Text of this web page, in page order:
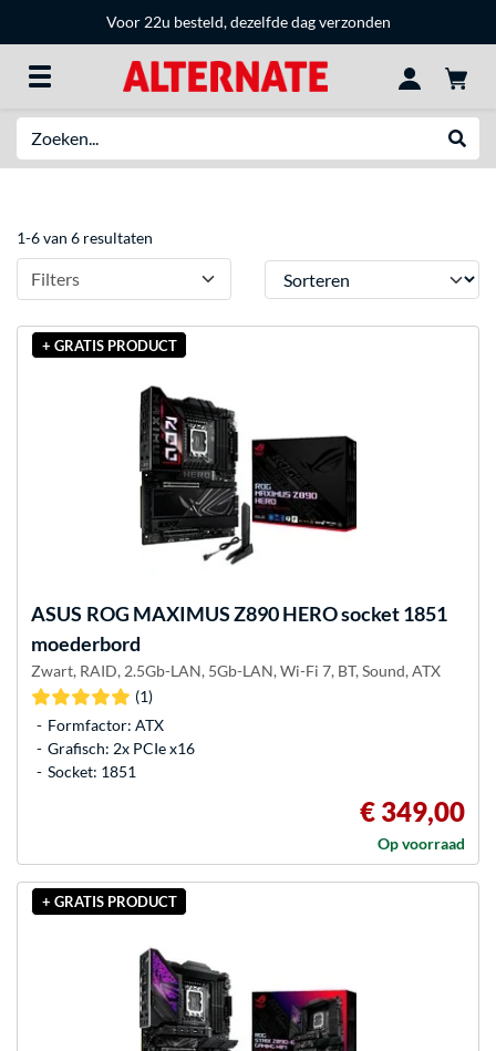
Voor 22u besteld, dezelfde dag verzonden
1-6 van 6 resultaten
Filters Sorteren
+ GRATIS PRODUCT
ASUS ROG MAXIMUS Z890 HERO socket 1851
moederbord
Zwart, RAID, 2.5Gb-LAN, 5Gb-LAN, Wi-Fi 7, BT, Sound, ATX
(1)
Formfactor: ATX
Grafisch: 2x PCIe x16
Socket: 1851
€ 349,00
Op voorraad
+ GRATIS PRODUCT